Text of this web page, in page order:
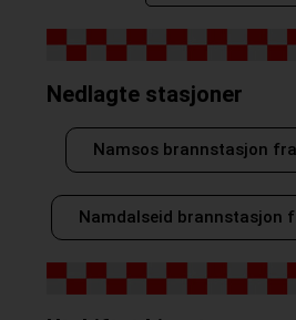
Nedlagte stasjoner
Namsos brannstasjon
Namdalseid brannstasjon